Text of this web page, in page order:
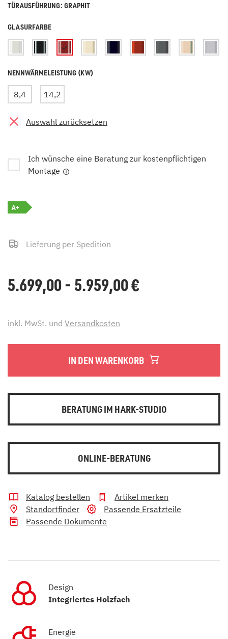
TÜRAUSFÜHRUNG: GRAPHIT
GLASURFARBE
NENNWÄRMELEISTUNG (KW)
8,4 14,2
Auswahl zurücksetzen
Ich wünsche eine Beratung zur kostenpflichtigen
Montage
A+
Lieferung per Spedition
5.699,00 - 5.959,00€
inkl. MwSt. und Versandkosten
IN DEN WARENKORB
BERATUNG IM HARK-STUDIO
ONLINE-BERATUNG
Katalog bestellen
Artikel merken
Standortfinder
Passende Ersatzteile
Passende Dokumente
Design
Integriertes Holzfach
Energie